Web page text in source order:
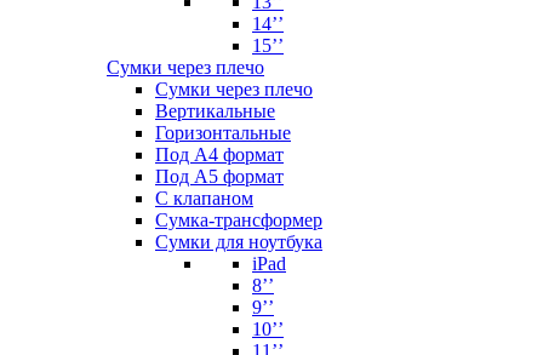
14’’
15’’
Сумки через плечо
Сумки через плечо
Вертикальные
Горизонтальные
Под А4 формат
Под А5 формат
С клапаном
Сумка-трансформер
Сумки для ноутбука
iPad
8’’
9’’
10’’
11’’